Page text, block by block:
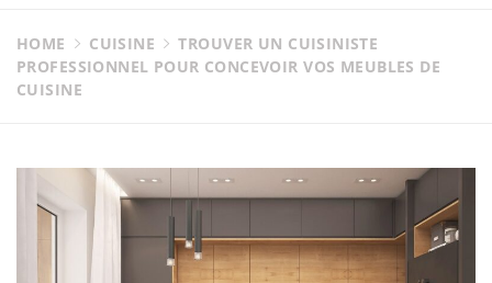
HOME CUISINE
TROUVER UN CUISINISTE
PROFESSIONNEL POUR CONCEVOIR VOS MEUBLES DE
CUISINE